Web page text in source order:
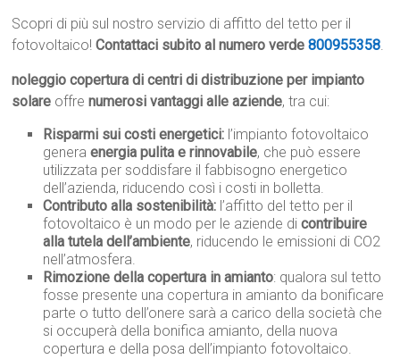
Scopri di più sul nostro servizio di affitto del tetto per il
fotovoltaico!Contattaci subito al numero verde 800955358.
noleggio copertura di centri di distribuzione per impianto
solare offrenumerosi vantaggi alle aziende, tra cui:
Risparmi sui costi energetici: l’impianto fotovoltaico
generaenergia pulita e rinnovabile, che può essere
utilizzata per soddisfare il fabbisogno energetico
dell’azienda, riducendo così i costi in bolletta.
Contributo alla sostenibilità: l’affitto del tetto per il
fotovoltaico è un modo per le aziende dicontribuire
alla tutela dell’ambiente, riducendo le emissioni di CO2
nell’atmosfera.
Rimozione della copertura in amianto: qualora sul tetto
fosse presente una copertura in amianto da bonificare
parte o tutto dell’onere sarà a carico della società che
si occuperà della bonifica amianto, della nuova
copertura e della posa dell’impianto fotovoltaico.